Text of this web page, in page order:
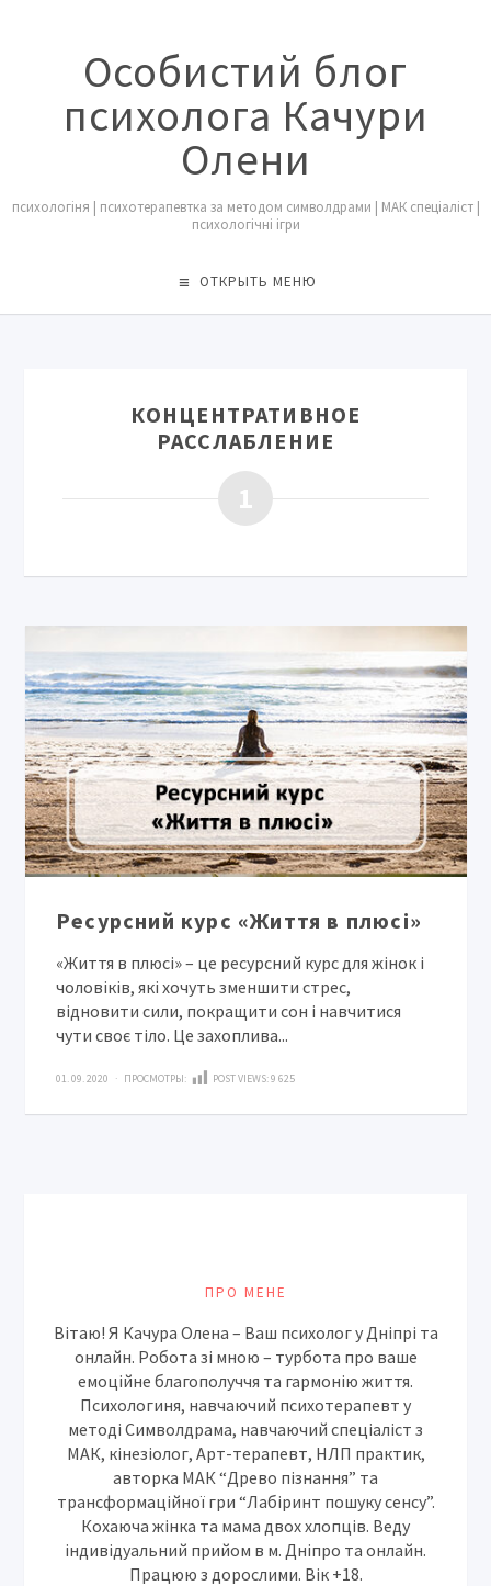
Особистий блог
психолога Качури
Олени
психологіня | психотерапевтка за методом символдрами | МАК спеціаліст |
психологічні ігри
ОТКРЫТЬ МЕНЮ
КОНЦЕНТРАТИВНОЕ
РАССЛАБЛЕНИЕ
1
Ресурсний курс «Життя в плюсі»
«Життя в плюсі» – це ресурсний курс для жінок і
чоловіків, які хочуть зменшити стрес,
відновити сили, покращити сон і навчитися
чути своє тіло. Це захоплива...
01. 09. 2020 · ПРОСМОТРЫ: POST VIEWS:9 625
ПРО МЕНЕ
Вітаю! Я Качура Олена – Ваш психолог у Дніпрі та
онлайн. Робота зі мною – турбота про ваше
емоційне благополуччя та гармонію життя.
Психологиня, навчаючий психотерапевт у
методі Символдрама, навчаючий спеціаліст з
МАК, кінезіолог, Арт-терапевт, НЛП практик,
авторка МАК “Древо пізнання” та
трансформаційної гри “Лабіринт пошуку сенсу”.
Кохаюча жінка та мама двох хлопців. Веду
індивідуальний прийом в м. Дніпро та онлайн.
Працюю з дорослими. Вік +18.